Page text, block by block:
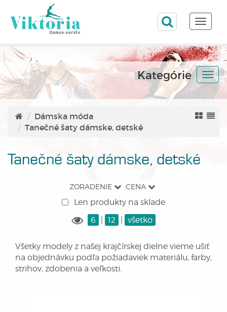
Toggle
Kategórie
Dámska móda
Tanečné šaty dámske, detské
Tanečné šaty dámske, detské
ZORADENIE CENA
Len produkty na sklade
6
12 všetko
Všetky modely z našej krajčírskej dielne vieme ušiť
na objednávku podľa požiadaviek materiálu, farby,
strihov, zdobenia a veľkosti.